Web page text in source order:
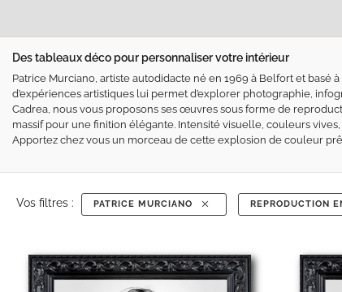
Des tableaux déco pour personnaliser votre intérieur
Patrice Murciano, artiste autodidacte né en 1969 à Belfort et basé
d’expériences artistiques lui permet d’explorer photographie,
Cadrea, nous vous proposons ses œuvres sous forme de
massif pour une finition élégante. Intensité visuelle, couleurs
Apportez chez vous un morceau de cette explosion de couleur
Vos filtres : PATRICE MURCIANO REPRODUCTION